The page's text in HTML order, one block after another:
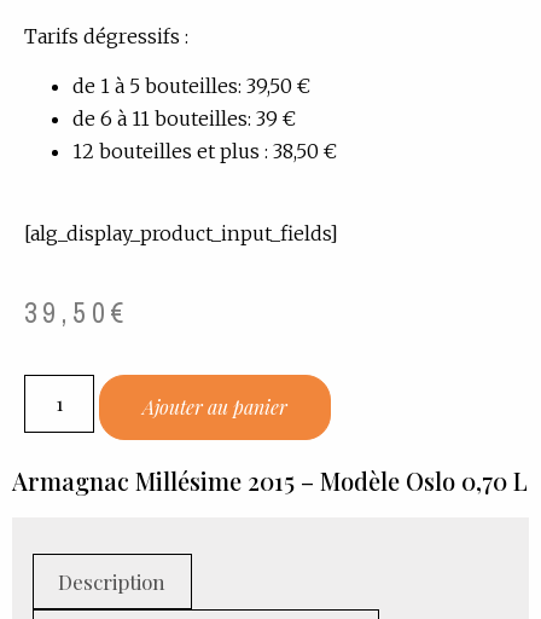
Tarifs dégressifs :
de 1 à 5 bouteilles: 39,50 €
de 6 à 11 bouteilles: 39 €
12 bouteilles et plus : 38,50 €
[alg_display_product_input_fields]
39,50€
Ajouter au panier
Armagnac Millésime 2015 – Modèle Oslo 0,70 L
Description